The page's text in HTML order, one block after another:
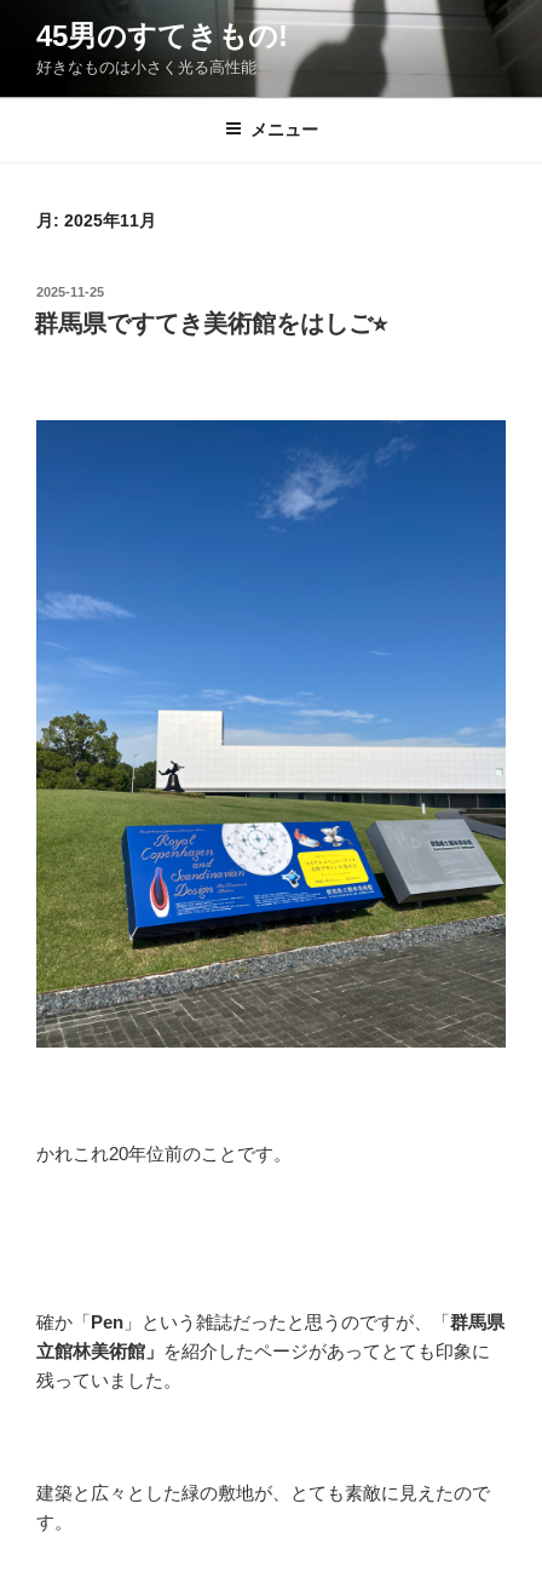
ン
45男のすてきもの!
好きなものは小さく光る高性能
メニュー
月: 2025年11月
投
稿
日:
2025-11-25
群馬県ですてき美術館をはしご⭐︎
かれこれ20年位前のことです。
確か「Pen 」という雑誌だったと思うのですが、「群馬県
立館林美術館」 を紹介したページがあってとても印象に
残っていました。
建築と広々とした緑の敷地が、とても素敵に見えたので
す。